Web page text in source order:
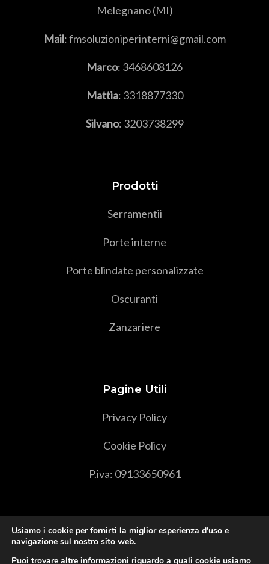
Melegnano (MI)
Mail: fmsoluzioniperinterni@gmail.com
Marco: 3468608126
Mattia: 3318877330
Silvano: 3203738299
Prodotti
Serramentii
Porte interne
Porte blindate personalizzate
Oscuranti
Zanzariere
Pagine Utili
Privacy Policy
Cookie Policy
P.iva: 09133650961
Usiamo i cookie per fornirti la miglior esperienza d'uso e
navigazione sul nostro sito web.
Puoi trovare altre informazioni riguardo a quali cookie usiamo